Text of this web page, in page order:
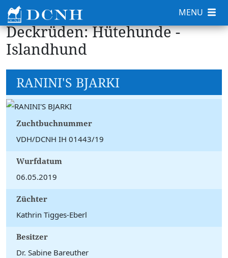
Deckrüden: Hütehunde -
Islandhund
RANINI'S BJARKI
Zuchtbuchnummer
VDH/DCNH IH 01443/19
Wurfdatum
06.05.2019
Züchter
Kathrin Tigges-Eberl
Besitzer
Dr. Sabine Bareuther
MENU